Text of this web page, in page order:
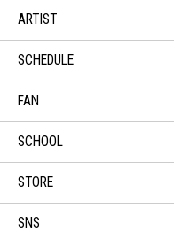
ARTIST
SCHEDULE
FAN
SCHOOL
STORE
SNS